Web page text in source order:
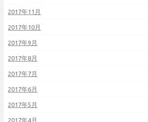
2017年11月
2017年10月
2017年9月
2017年8月
2017年7月
2017年6月
2017年5月
2017年4月